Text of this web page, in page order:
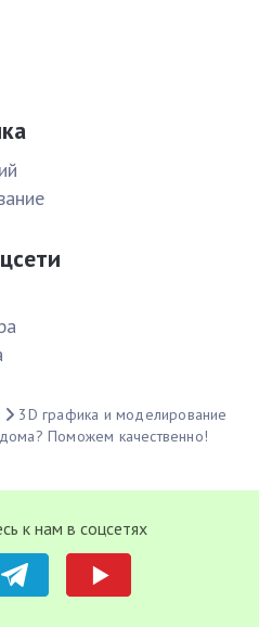
3D графика и моделирование
Поможем качественно!
к нам в соцсетях